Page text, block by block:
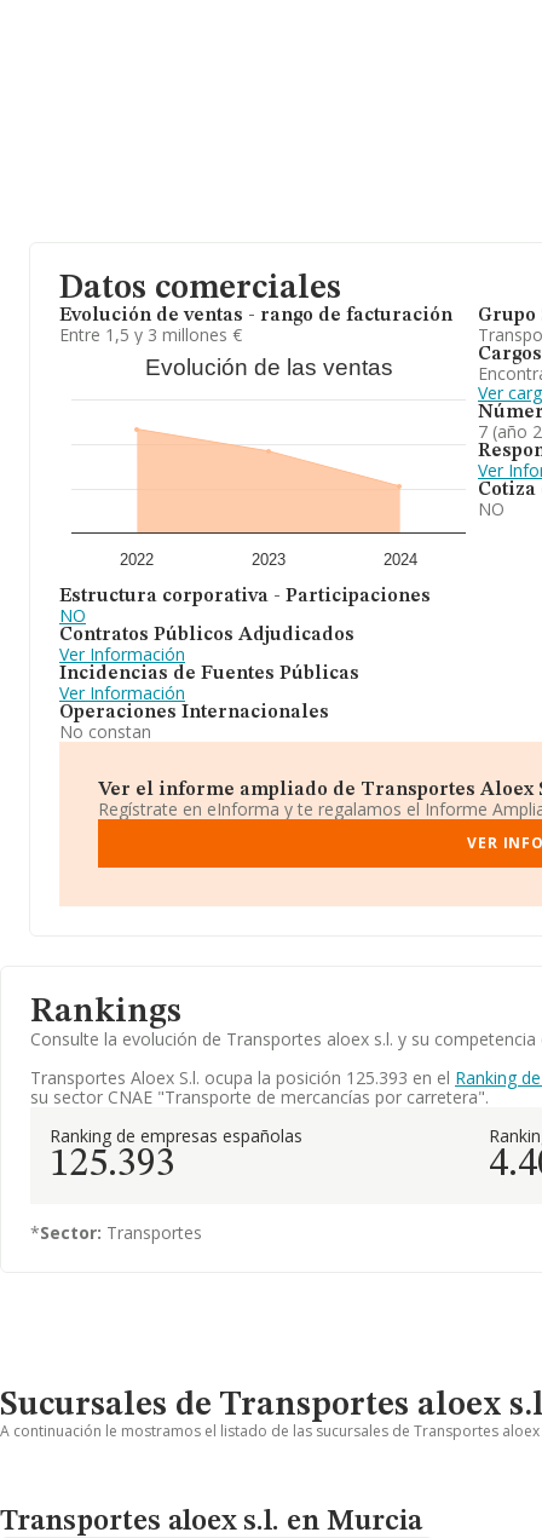
Datos comerciales
Evolución de ventas - rango de facturación
Entre 1,5 y 3 millones €
Evolución de las ventas
2022 2023 2024
Estructura corporativa - Participaciones
NO
Contratos Públicos Adjudicados
Ver Información
Incidencias de Fuentes Públicas
Ver Información
Operaciones Internacionales
No constan
Grupo
Cargos
Ver
7 (año
Ver
Cotiza
NO
Ver el informe ampliado de Transportes Aloex
Regístrate en eInforma y te regalamos el Informe
VER
Rankings
Consulte la evolución de Transportes aloex s.l. y su
Transportes Aloex S.l. ocupa la posición 125.393 en el Ranking
su sector CNAE "Transporte de mercancías por carretera".
Ranking de empresas españolas
125.393
*Sector: Transportes
Sucursales de Transportes aloex
A continuación le mostramos el listado de las sucursales de Transportes
Transportes aloex s.l. en Murcia